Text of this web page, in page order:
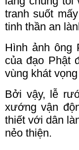
tranh suốt
tinh thần an
Hình ảnh ông
của đạo Phật
vùng khát
Bởi vậy, lễ
xướng vận
thiết với dân
nẻo thiện.